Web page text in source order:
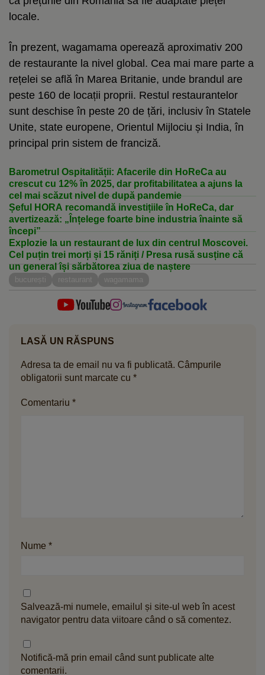
locale.
În prezent, wagamama operează aproximativ 200
de restaurante la nivel global. Cea mai mare parte a
rețelei se află în Marea Britanie, unde brandul are
peste 160 de locații proprii. Restul restaurantelor
sunt deschise în peste 20 de țări, inclusiv în Statele
Unite, state europene, Orientul Mijlociu și India, în
principal prin sistem de franciză.
Barometrul Ospitalității: Afacerile din HoReCa au
crescut cu 12% în 2025, dar profitabilitatea a ajuns la
cel mai scăzut nivel de după pandemie
Șeful HORA recomandă investițiile în HoReCa, dar
avertizează: „Înțelege foarte bine industria înainte să
începi”
Explozie la un restaurant de lux din centrul Moscovei.
Cel puțin trei morți și 15 răniți / Presa rusă susține că
un general își sărbătorea ziua de naștere
bucurești restaurant wagamama
LASĂ UN RĂSPUNS
Adresa ta de email nu va fi publicată. Câmpurile
obligatorii sunt marcate cu *
Comentariu *
Nume *
Salvează-mi numele, emailul și site-ul web în acest
navigator pentru data viitoare când o să comentez.
Notifică-mă prin email când sunt publicate alte
comentarii.